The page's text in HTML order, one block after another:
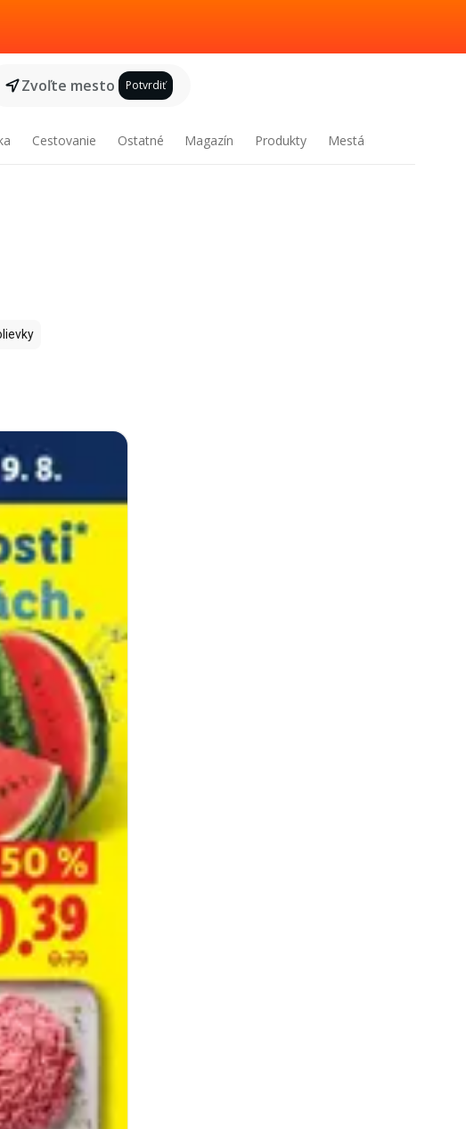
Zvoľte mesto Potvrdiť
Cestovanie Ostatné Magazín Produkty Mestá